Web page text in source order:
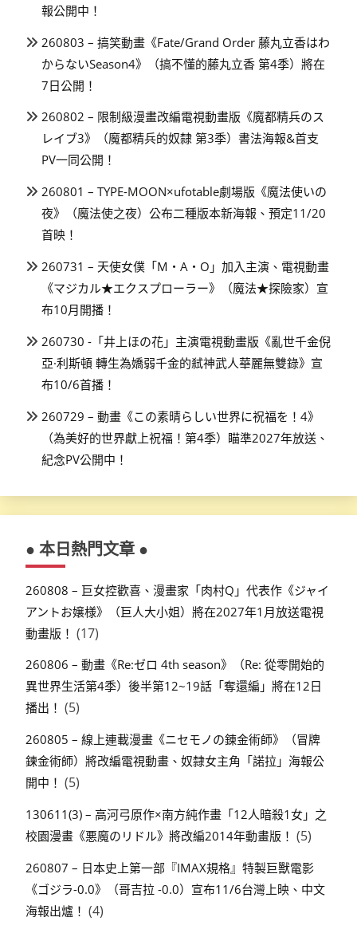
報公開中！
260803 – 搞笑動畫《Fate/Grand Order 藤丸立香はわ
からないSeason4》（搞不懂的藤丸立香 第4季）將在
7日公開！
260802 – 限制級漫畫改編電視動畫版《魔都精兵のス
レイブ3》（魔都精兵的奴隸 第3季）書法海報&首支
PV一同公開！
260801 – TYPE-MOON×ufotable劇場版《魔法使いの
夜》（魔法使之夜）公布二種版本新海報、預定11/20
首映！
260731 – 天使女僕「M・A・O」加入主演、電視動畫
《マジカル★エクスプローラー》（魔法★探險家）宣
布10月開播！
260730 -「井上ほの花」主演電視動畫版《亂世千金倪
亞·利斯頓 轉生為嬌弱千金的弒神武人華麗無雙錄》宣
布10/6首播！
260729 – 動畫《この素晴らしい世界に祝福を！4》
（為美好的世界獻上祝福！第4季）瞄準2027年放送、
紀念PV公開中！
● 本日熱門文章 ●
260808 – 巨女控歡喜、漫畫家「肉村Q」代表作《ジャイ
アントお嬢様》（巨人大小姐）將在2027年1月放送電視
動畫版！ (17)
260806 – 動畫《Re:ゼロ 4th season》（Re: 從零開始的
異世界生活第4季）後半第12~19話「奪還編」將在12日
播出！ (5)
260805 – 線上連載漫畫《ニセモノの錬金術師》（冒牌
鍊金術師）將改編電視動畫、奴隸女主角「諾拉」海報公
開中！ (5)
130611(3) – 高河弓原作×南方純作畫「12人暗殺1女」之
校園漫畫《悪魔のリドル》將改編2014年動畫版！ (5)
260807 – 日本史上第一部『IMAX規格』特製巨獸電影
《ゴジラ-0.0》（哥吉拉 -0.0）宣布11/6台灣上映、中文
海報出爐！ (4)